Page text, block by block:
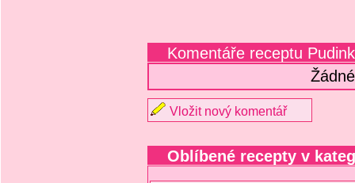
Komentáře receptu
Vložit nový komentář
Oblíbené recepty v